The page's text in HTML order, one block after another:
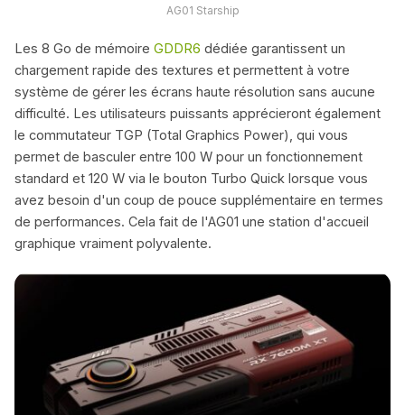
AG01 Starship
Les 8 Go de mémoire GDDR6 dédiée garantissent un
chargement rapide des textures et permettent à votre
système de gérer les écrans haute résolution sans aucune
difficulté. Les utilisateurs puissants apprécieront également
le commutateur TGP (Total Graphics Power), qui vous
permet de basculer entre 100 W pour un fonctionnement
standard et 120 W via le bouton Turbo Quick lorsque vous
avez besoin d'un coup de pouce supplémentaire en termes
de performances. Cela fait de l'AG01 une station d'accueil
graphique vraiment polyvalente.